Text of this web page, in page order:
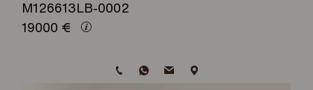
M126613LB-0002
19000 €